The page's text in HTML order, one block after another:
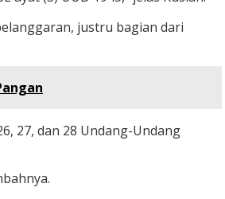
justru bagian dari
27, dan 28 Undang-Undang